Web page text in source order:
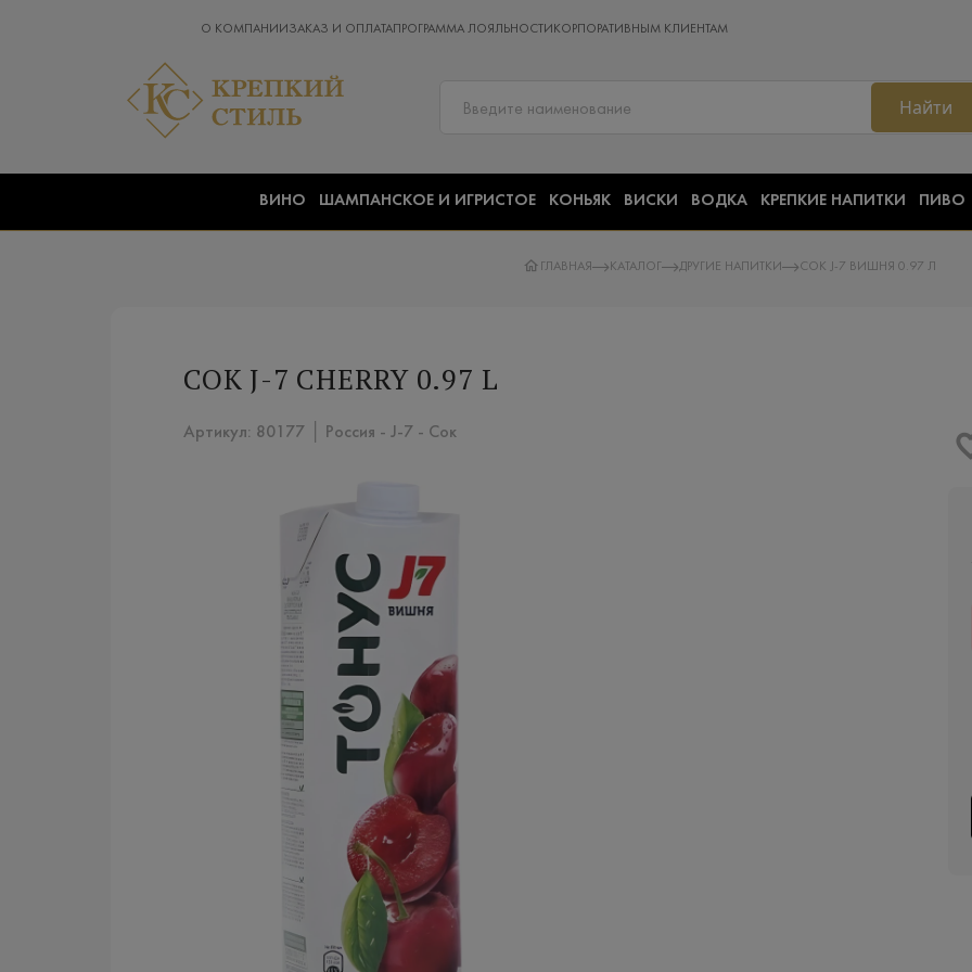
О КОМПАНИИ ЗАКАЗ И ОПЛАТАПРОГРАММА ЛОЯЛЬНОСТИ КОРПОРАТИВНЫМ КЛИЕНТАМ
Найти
ВИНО ШАМПАНСКОЕ И ИГРИСТОЕ КОНЬЯК ВИСКИ ВОДКА КРЕПКИЕ НАПИТКИ ПИВО
ГЛАВНАЯ КАТАЛОГ ДРУГИЕ НАПИТКИ СОК J-7 ВИШНЯ 0.97 Л
СОК J-7 CHERRY 0.97 L
Артикул: 80177 │ Россия - J-7 - Сок